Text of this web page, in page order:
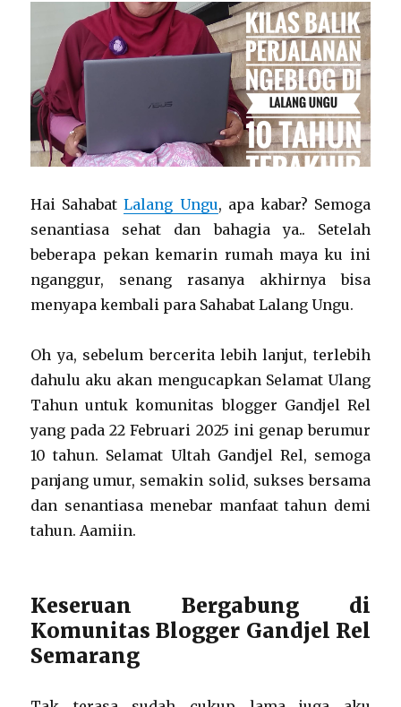
Hai SahabatLalang Ungu, apa kabar? Semoga
senantiasa sehat dan bahagia ya.. Setelah
beberapa pekan kemarin rumah maya ku ini
nganggur, senang rasanya akhirnya bisa
menyapa kembali para Sahabat Lalang Ungu.
Oh ya, sebelum bercerita lebih lanjut, terlebih
dahulu aku akan mengucapkan Selamat Ulang
Tahun untuk komunitas blogger Gandjel Rel
yang pada 22 Februari 2025 ini genap berumur
10 tahun. Selamat Ultah Gandjel Rel, semoga
panjang umur, semakin solid, sukses bersama
dan senantiasa menebar manfaat tahun demi
tahun. Aamiin.
Keseruan Bergabung di
Komunitas Blogger Gandjel Rel
Semarang